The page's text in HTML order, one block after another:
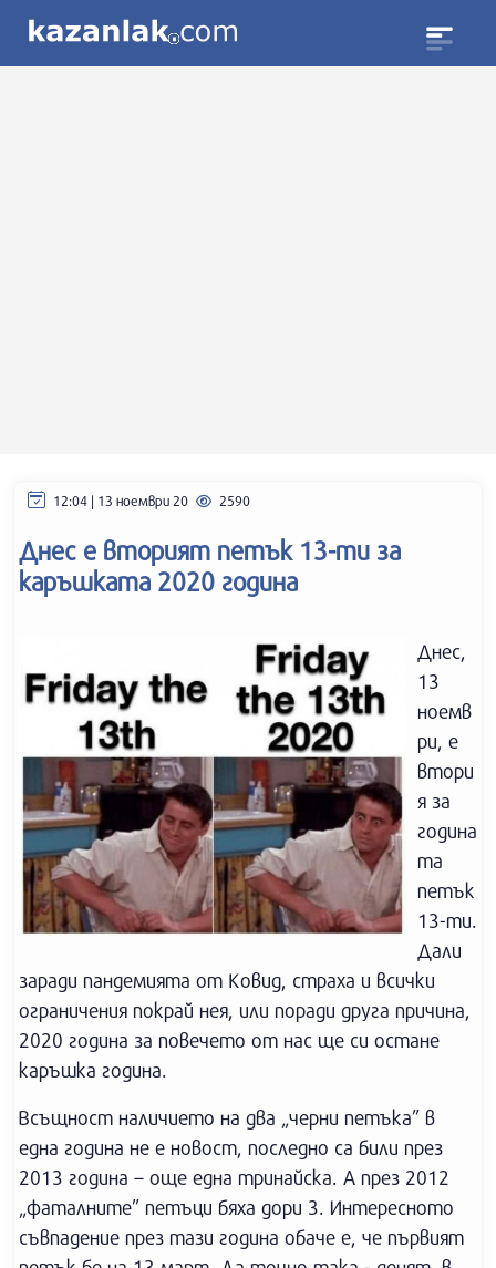
12:04 | 13 ноември 20 2590
Днес е вторият петък 13-ти за
каръшката 2020 година
Днес,
13
ноемв
ри, е
втори
я за
година
та
петък
13-ти.
Дали
заради пандемията от Ковид, страха и всички
ограничения покрай нея, или поради друга причина,
2020 година за повечето от нас ще си остане
каръшка година.
Всъщност наличието на два „черни петъка” в
една година не е новост, последно са били през
2013 година – още една тринайска. А през 2012
„фаталните” петъци бяха дори 3. Интересното
съвпадение през тази година обаче е, че първият